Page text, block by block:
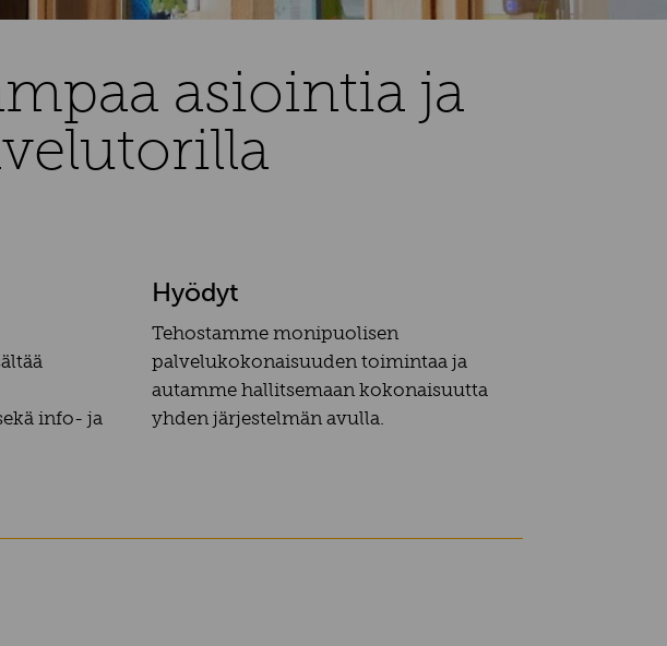
asiointia ja
info- ja
Hyödyt
Tehostamme monipuolisen
palvelukokonaisuuden toimintaa ja
autamme hallitsemaan kokonaisuutta
yhden järjestelmän avulla.